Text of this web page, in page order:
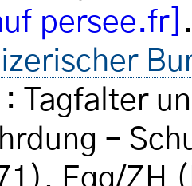
persee.fr] .
: Tagfalter
–
Egg/ZH